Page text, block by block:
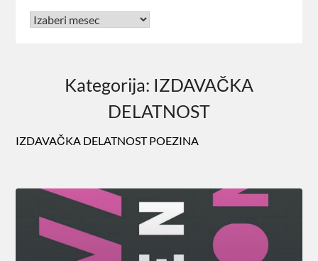
Kategorija: IZDAVAČKA
DELATNOST
IZDAVAČKA DELATNOST POEZINA